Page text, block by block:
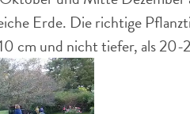
Erde. Die richtige
cm und nicht tiefer, als 20-